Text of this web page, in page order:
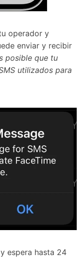
operador y
enviar y recibir
posible que tu
utilizados para
espera hasta 24